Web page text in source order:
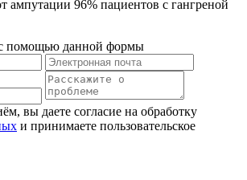
ампутации 96% пациентов с гангреной
помощью данной формы
вы даете согласие на обработку
и принимаете пользовательское